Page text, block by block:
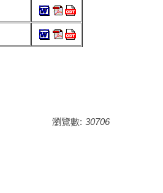
瀏覽數: 30706